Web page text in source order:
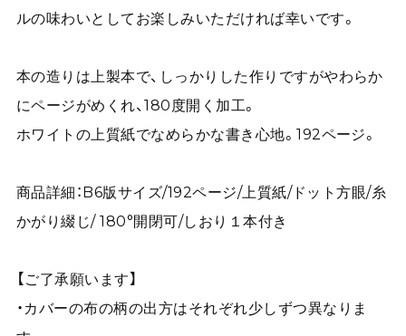
ルの味わいとしてお楽しみいただければ幸いです。
本の造りは上製本で、しっかりした作りですがやわらか
にページがめくれ、180度開く加工。
ホワイトの上質紙でなめらかな書き心地。192ページ。
商品詳細：B6版サイズ/192ページ/上質紙/ドット方眼/糸
かがり綴じ/ 180°開閉可/しおり１本付き
【ご了承願います】
・カバーの布の柄の出方はそれぞれ少しずつ異なりま